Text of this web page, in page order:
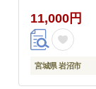
11,000円
宮城県 岩沼市